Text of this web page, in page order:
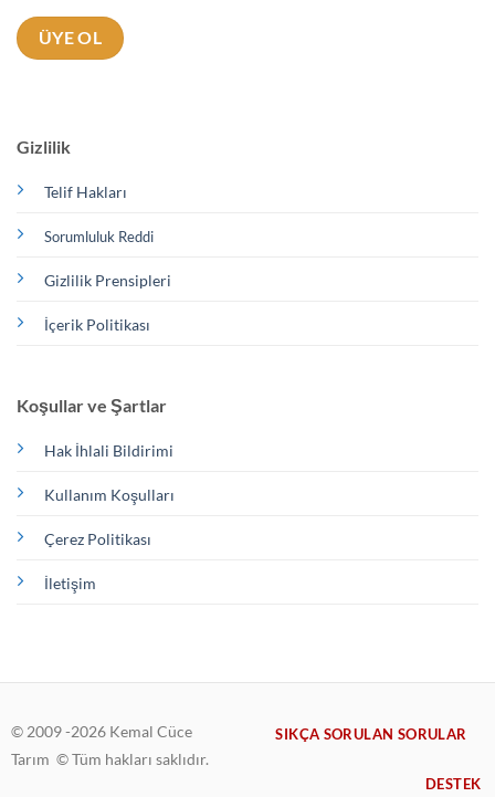
Gizlilik
Telif Hakları
Sorumluluk Reddi
Gizlilik Prensipleri
İçerik Politikası
Koşullar ve Şartlar
Hak İhlali Bildirimi
Kullanım Koşulları
Çerez Politikası
İletişim
© 2009 -2026 Kemal Cüce
Tarım © Tüm hakları saklıdır.
SIKÇA SORULAN SORULAR
DESTEK